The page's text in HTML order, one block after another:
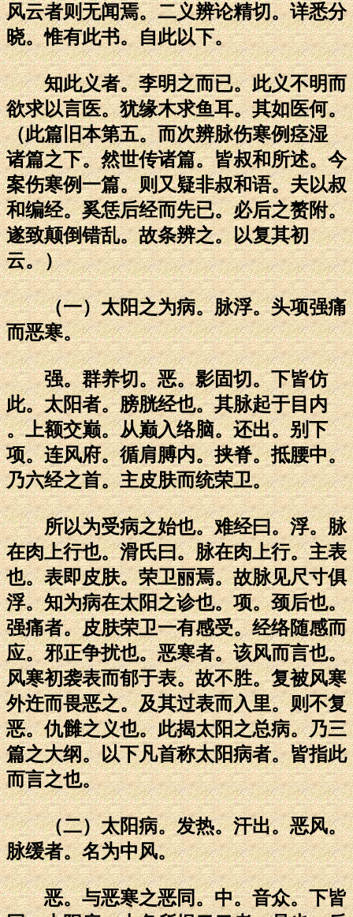
风云者则无闻焉。二义辨论精切。详悉分
晓。惟有此书。自此以下。
知此义者。李明之而已。此义不明而
欲求以言医。犹缘木求鱼耳。其如医何。
（此篇旧本第五。而次辨脉伤寒例痉湿
诸篇之下。然世传诸篇。皆叔和所述。今
案伤寒例一篇。则又疑非叔和语。夫以叔
和编经。奚恁后经而先已。必后之赘附。
遂致颠倒错乱。故条辨之。以复其初
云。）
（一）太阳之为病。脉浮。头项强痛
而恶寒。
强。群养切。恶。影固切。下皆仿
此。太阳者。膀胱经也。其脉起于目内
。上额交巅。从巅入络脑。还出。别下
项。连风府。循肩膊内。挟脊。抵腰中。
乃六经之首。主皮肤而统荣卫。
所以为受病之始也。难经曰。浮。脉
在肉上行也。滑氏曰。脉在肉上行。主表
也。表即皮肤。荣卫丽焉。故脉见尺寸俱
浮。知为病在太阳之诊也。项。颈后也。
强痛者。皮肤荣卫一有感受。经络随感而
应。邪正争扰也。恶寒者。该风而言也。
风寒初袭表而郁于表。故不胜。复被风寒
外迕而畏恶之。及其过表而入里。则不复
恶。仇雠之义也。此揭太阳之总病。乃三
篇之大纲。以下凡首称太阳病者。皆指此
而言之也。
（二）太阳病。发热。汗出。恶风。
脉缓者。名为中风。
恶。与恶寒之恶同。中。音众。下皆